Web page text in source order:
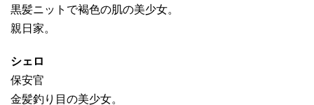
黒髪ニットで褐色の肌の美少女。
親日家。
シェロ
保安官
金髪釣り目の美少女。